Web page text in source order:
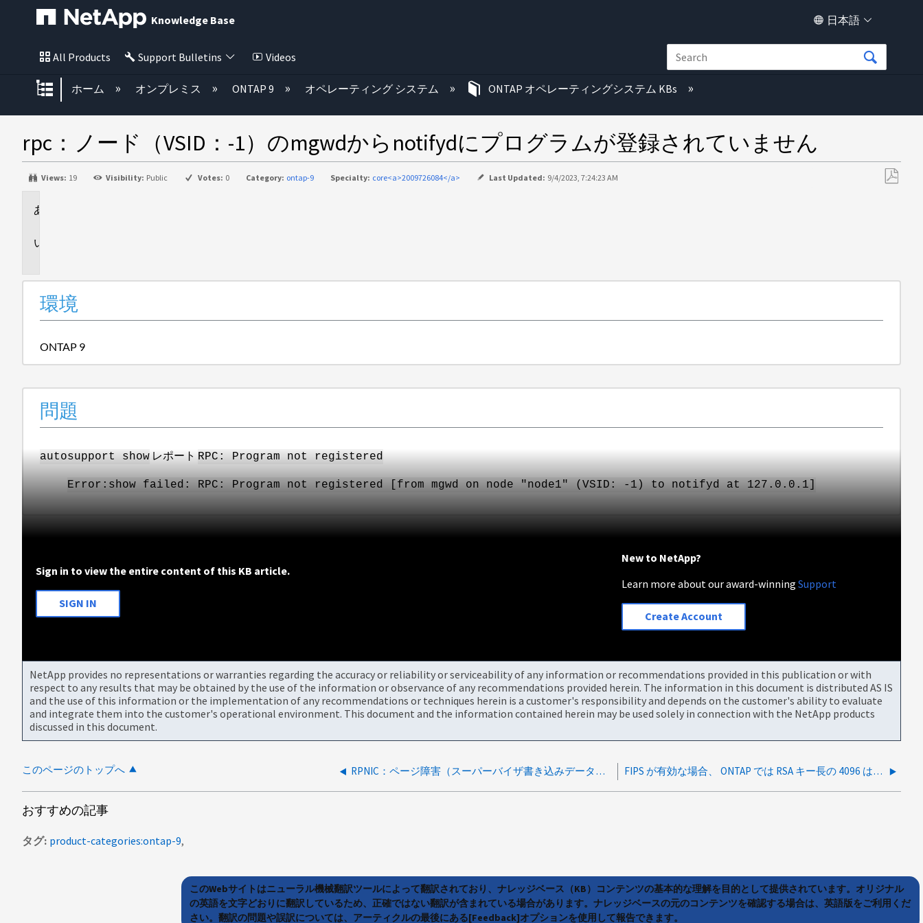
Knowledge Base 日本語
All Products Support Bulletins Videos
グローバル階層を展開/折りたたむ
ホーム オンプレミス ONTAP 9 オペレーティング システム ONTAP オペレーティングシステム KBs
rpc：ノード（VSID：-1）のmgwdからnotifydにプログラムが登録されていません
Views: 19 Visibility: Public Votes: 0 Category: ontap-9 Specialty: core<a>2009726084</a> Last Updated: 9/4/2023, 7:24:23 AM
環境
ONTAP 9
問題
autosupport show レポート RPC: Program not registered
Error:show failed: RPC: Program not registered [from mgwd on node "node1" (VSID: -1) to notifyd at 127.0.0.1]
Sign in to view the entire content of this KB article.
SIGN IN
New to NetApp?
Learn more about our award-winningSupport
Create Account
NetApp provides no representations or warranties regarding the accuracy or reliability or serviceability of any information or recommendations provided in this publication or with
respect to any results that may be obtained by the use of the information or observance of any recommendations provided herein. The information in this document is distributed AS IS
and the use of this information or the implementation of any recommendations or techniques herein is a customer's responsibility and depends on the customer's ability to evaluate
and integrate them into the customer's operational environment. This document and the information contained herein may be used solely in connection with the NetApp products
discussed in this document.
このページのトップへ RPNIC：ページ障害（スーパーバイザ書き込みデータ、ページが存在しない）0xffffffff8bf49e84 FIPS が有効な場合、 ONTAP では RSA キー長の 4096 はサポートされません
おすすめの記事
タグ product-categories:ontap-9
このWebサイトはニューラル機械翻訳ツールによって翻訳されており、ナレッジベース（KB）コンテンツの基本的な理解を目的として提供されています。オリジナル
の英語を文字どおりに翻訳しているため、正確ではない翻訳が含まれている場合があります。ナレッジベースの元のコンテンツを確認する場合は、英語版をご利用くだ
さい。翻訳の問題や誤訳については、アーティクルの最後にある[Feedback]オプションを使用して報告できます。